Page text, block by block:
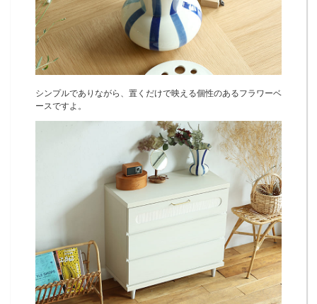
シンプルでありながら、置くだけで映える個性のあるフラワーベ
ースですよ。